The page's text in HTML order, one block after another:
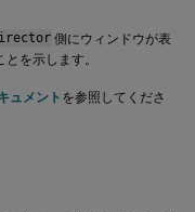
側にウィンドウが表
を示します。
ュメント を参照してくださ